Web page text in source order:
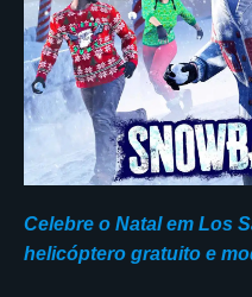
Celebre o Natal em Los
helicóptero gratuito e